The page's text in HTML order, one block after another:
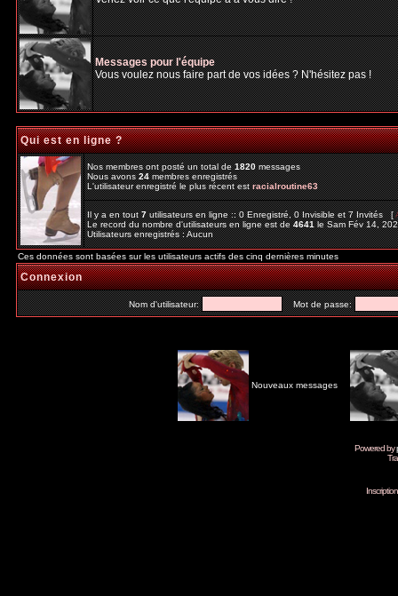
Messages pour l'équipe
Vous voulez nous faire part de vos idées ? N'hésitez pas !
Qui est en ligne ?
Nos membres ont posté un total de1820messages
Nous avons24membres enregistrés
L'utilisateur enregistré le plus récent estracialroutine63
Il y a en tout7utilisateurs en ligne :: 0 Enregistré, 0 Invisible et 7 Invités [
Le record du nombre d'utilisateurs en ligne est de4641le Sam Fév 14,
Utilisateurs enregistrés : Aucun
Ces données sont basées sur les utilisateurs actifs des cinq dernières minutes
Connexion
Nom d'utilisateur: Mot de passe:
Nouveaux messages
Powered by